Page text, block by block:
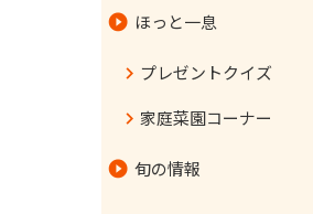
ほっと一息
プレゼントクイズ
家庭菜園コーナー
旬の情報